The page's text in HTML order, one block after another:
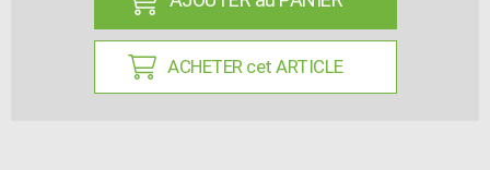
ACHETER cet ARTICLE